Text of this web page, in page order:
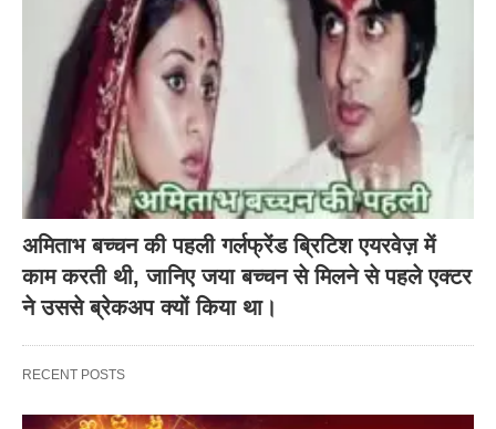
अमिताभ बच्चन की पहली गर्लफ्रेंड ब्रिटिश एयरवेज़ में
काम करती थी, जानिए जया बच्चन से मिलने से पहले एक्टर
ने उससे ब्रेकअप क्यों किया था।
RECENT POSTS